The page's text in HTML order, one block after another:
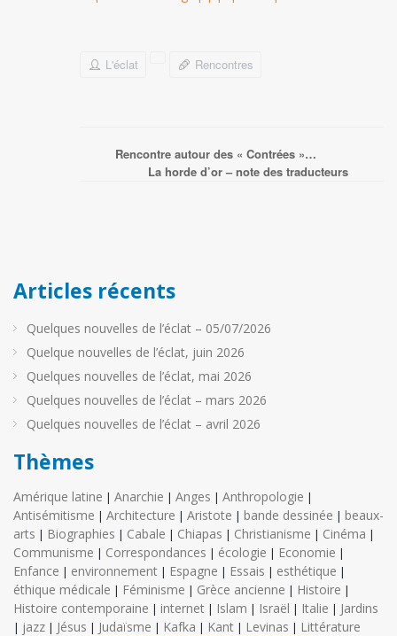
L'éclat Rencontres
Rencontre autour des « Contrées »…
La horde d’or – note des traducteurs
Articles récents
Quelques nouvelles de l’éclat – 05/07/2026
Quelque nouvelles de l’éclat, juin 2026
Quelques nouvelles de l’éclat, mai 2026
Quelques nouvelles de l’éclat – mars 2026
Quelques nouvelles de l’éclat – avril 2026
Thèmes
Amérique latine | Anarchie | Anges | Anthropologie |
Antisémitisme | Architecture | Aristote | bande dessinée | beaux-
arts | Biographies | Cabale | Chiapas | Christianisme | Cinéma |
Communisme | Correspondances | écologie | Economie |
Enfance | environnement | Espagne | Essais | esthétique |
éthique médicale | Féminisme | Grèce ancienne | Histoire |
Histoire contemporaine | internet | Islam | Israël | Italie | Jardins
| jazz | Jésus | Judaïsme | Kafka | Kant | Levinas | Littérature